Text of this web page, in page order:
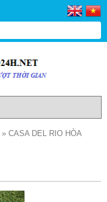
» CASA DEL RIO HÒA